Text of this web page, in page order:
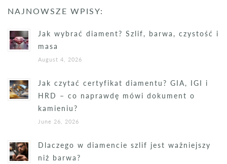
NAJNOWSZE WPISY:
Jak wybrać diament? Szlif, barwa, czystość i
masa
August 4, 2026
Jak czytać certyfikat diamentu? GIA, IGI i
HRD – co naprawdę mówi dokument o
kamieniu?
June 26, 2026
Dlaczego w diamencie szlif jest ważniejszy
niż barwa?